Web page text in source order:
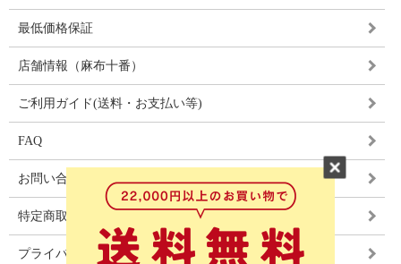
最低価格保証
店舗情報（麻布十番）
ご利用ガイド(送料・お支払い等)
FAQ
お問い合わせ
特定商取引法に基づく表記
プライバシーポリシー